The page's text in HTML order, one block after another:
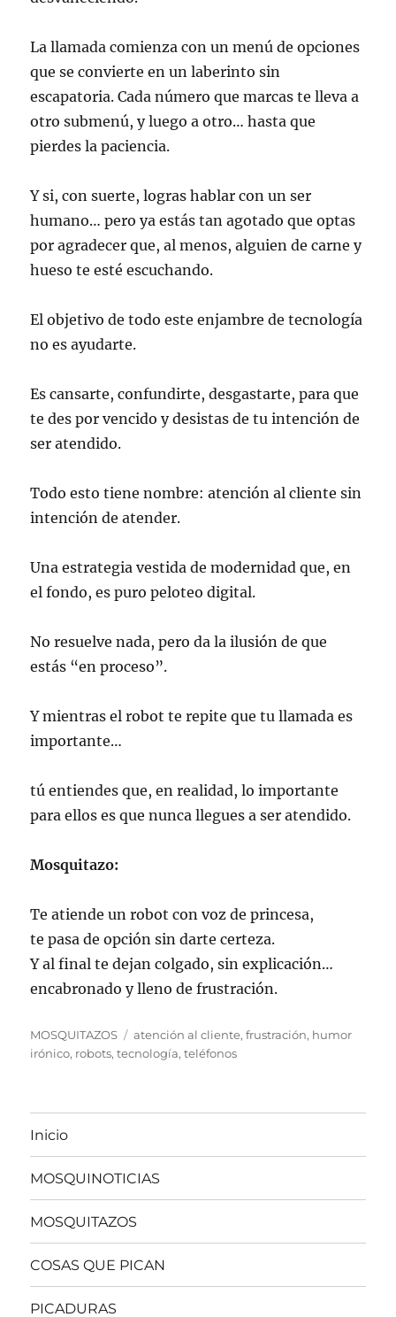
La llamada comienza con un menú de opciones
que se convierte en un laberinto sin
escapatoria. Cada número que marcas te lleva a
otro submenú, y luego a otro… hasta que
pierdes la paciencia.
Y si, con suerte, logras hablar con un ser
humano… pero ya estás tan agotado que optas
por agradecer que, al menos, alguien de carne y
hueso te esté escuchando.
El objetivo de todo este enjambre de tecnología
no es ayudarte.
Es cansarte, confundirte, desgastarte, para que
te des por vencido y desistas de tu intención de
ser atendido.
Todo esto tiene nombre: atención al cliente sin
intención de atender.
Una estrategia vestida de modernidad que, en
el fondo, es puro peloteo digital.
No resuelve nada, pero da la ilusión de que
estás “en proceso”.
Y mientras el robot te repite que tu llamada es
importante…
tú entiendes que, en realidad, lo importante
para ellos es que nunca llegues a ser atendido.
Mosquitazo:
Te atiende un robot con voz de princesa,
te pasa de opción sin darte certeza.
Y al final te dejan colgado, sin explicación…
encabronado y lleno de frustración.
Categorías
MOSQUITAZOS Etiquetas
atención al cliente,frustración, humor
irónico, robots,tecnología,teléfonos
Inicio
MOSQUINOTICIAS
MOSQUITAZOS
COSAS QUE PICAN
PICADURAS